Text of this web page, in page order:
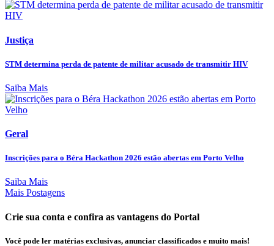
Justiça
STM determina perda de patente de militar acusado de transmitir HIV
Saiba Mais
Geral
Inscrições para o Béra Hackathon 2026 estão abertas em Porto Velho
Saiba Mais
Mais Postagens
Crie sua conta e confira as vantagens do Portal
Você pode ler matérias exclusivas, anunciar classificados e muito mais!